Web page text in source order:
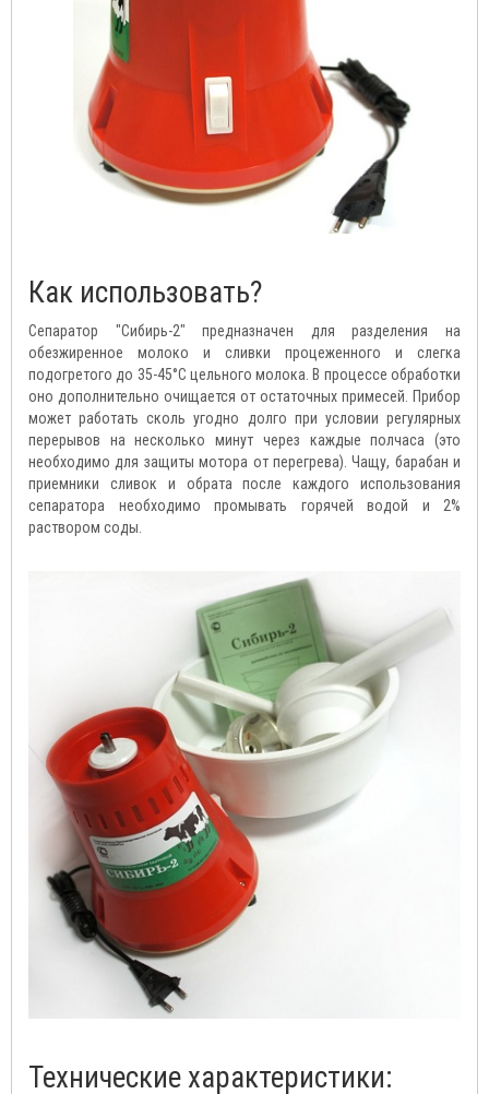
Как использовать?
Сепаратор "Сибирь-2" предназначен для разделения на
обезжиренное молоко и сливки процеженного и слегка
подогретого до 35-45°C цельного молока. В процессе обработки
оно дополнительно очищается от остаточных примесей. Прибор
может работать сколь угодно долго при условии регулярных
перерывов на несколько минут через каждые полчаса (это
необходимо для защиты мотора от перегрева). Чащу, барабан и
приемники сливок и обрата после каждого использования
сепаратора необходимо промывать горячей водой и 2%
раствором соды.
Технические характеристики: